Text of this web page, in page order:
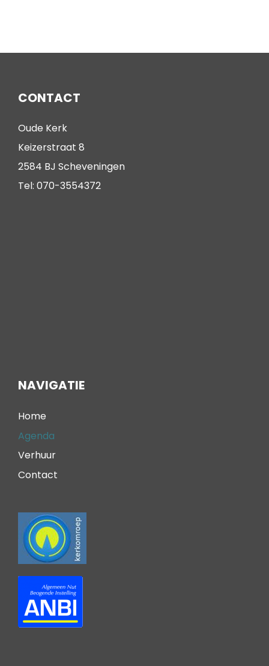
CONTACT
Oude Kerk
Keizerstraat 8
2584 BJ Scheveningen
Tel: 070-3554372
NAVIGATIE
Home
Agenda
Verhuur
Contact